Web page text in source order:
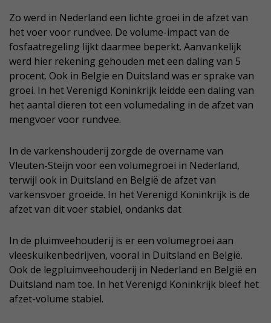
Zo werd in Nederland een lichte groei in de afzet van
het voer voor rundvee. De volume-impact van de
fosfaatregeling lijkt daarmee beperkt. Aanvankelijk
werd hier rekening gehouden met een daling van 5
procent. Ook in Belgie en Duitsland was er sprake van
groei. In het Verenigd Koninkrijk leidde een daling van
het aantal dieren tot een volumedaling in de afzet van
mengvoer voor rundvee.
In de varkenshouderij zorgde de overname van
Vleuten-Steijn voor een volumegroei in Nederland,
terwijl ook in Duitsland en België de afzet van
varkensvoer groeide. In het Verenigd Koninkrijk is de
afzet van dit voer stabiel, ondanks dat
In de pluimveehouderij is er een volumegroei aan
vleeskuikenbedrijven, vooral in Duitsland en België.
Ook de legpluimveehouderij in Nederland en België en
Duitsland nam toe. In het Verenigd Koninkrijk bleef het
afzet-volume stabiel.